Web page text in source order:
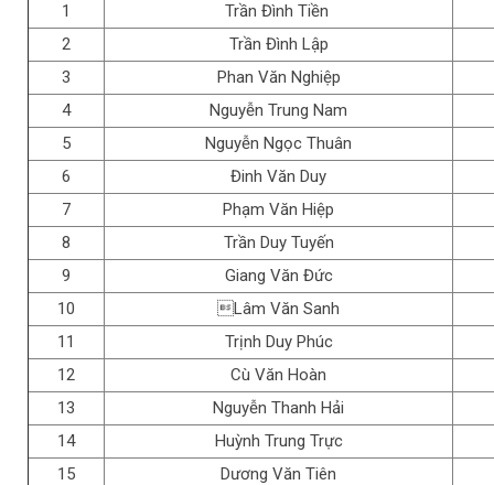
1
Trần Đình Tiền
2
Trần Đình Lập
3
Phan Văn Nghiệp
4
Nguyễn Trung Nam
5
Nguyễn Ngọc Thuân
6
Đinh Văn Duy
7
Phạm Văn Hiệp
8
Trần Duy Tuyến
9
Giang Văn Đức
10
Lâm Văn Sanh
11
Trịnh Duy Phúc
12
Cù Văn Hoàn
13
Nguyễn Thanh Hải
14
Huỳnh Trung Trực
15
Dương Văn Tiên